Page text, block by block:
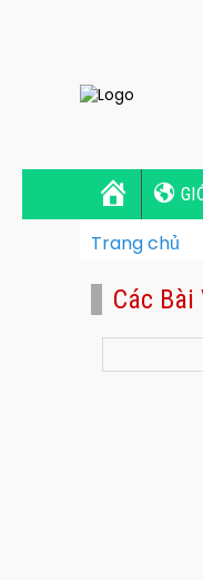
Trang chủ
Các